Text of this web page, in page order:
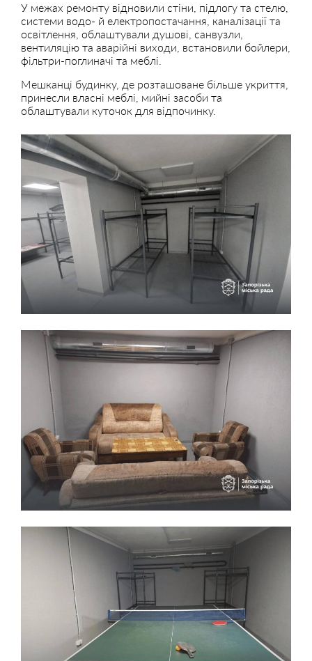
У межах ремонту відновили стіни, підлогу та стелю,
системи водо- й електропостачання, каналізації та
освітлення, облаштували душові, санвузли,
вентиляцію та аварійні виходи, встановили бойлери,
фільтри-поглиначі та меблі.
Мешканці будинку, де розташоване більше укриття,
принесли власні меблі, мийні засоби та
облаштували куточок для відпочинку.